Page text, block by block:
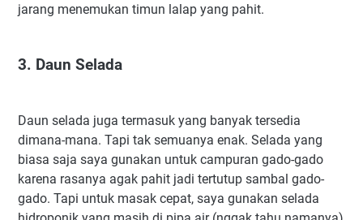
jarang menemukan timun lalap yang pahit.
3. Daun Selada
Daun selada juga termasuk yang banyak tersedia
dimana-mana. Tapi tak semuanya enak. Selada yang
biasa saja saya gunakan untuk campuran gado-gado
karena rasanya agak pahit jadi tertutup sambal gado-
gado. Tapi untuk masak cepat, saya gunakan selada